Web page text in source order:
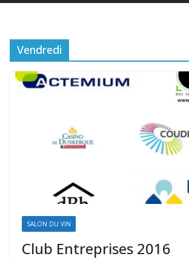
Vendredi
SALON DU VIN
Club Entreprises 2016